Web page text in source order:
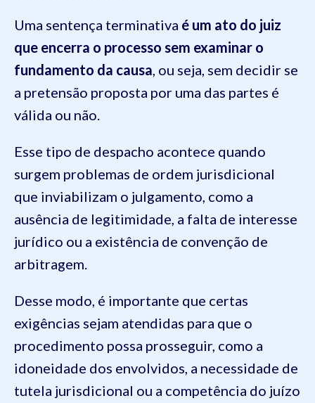
Uma sentença terminativa é um ato do juiz
que encerra o processo sem examinar o
fundamento da causa , ou seja, sem decidir se
a pretensão proposta por uma das partes é
válida ou não.
Esse tipo de despacho acontece quando
surgem problemas de ordem jurisdicional
que inviabilizam o julgamento, como a
ausência de legitimidade, a falta de interesse
jurídico ou a existência de convenção de
arbitragem.
Desse modo, é importante que certas
exigências sejam atendidas para que o
procedimento possa prosseguir, como a
idoneidade dos envolvidos, a necessidade de
tutela jurisdicional ou a competência do juízo